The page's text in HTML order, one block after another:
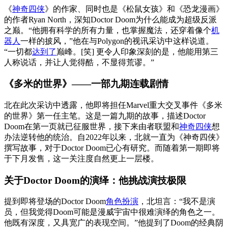
《神奇四侠》的作家、同时也是《松鼠女孩》和《恐龙漫画》
的作者Ryan North，深知Doctor Doom为什么能成为超级反派
之巅。“他拥有科学的所有力量，也掌握魔法，还穿着像个机
器人 一样的披风，”他在与Polygon的视讯采访中这样说道。
“一切都达到了巅峰。[笑] 更令人印象深刻的是，他能用第三
人称说话，并让人觉得酷，不显得荒谬。”
《多米的世界》——一部九期连载剧情
北在此次采访中透露，他即将担任Marvel重大交叉事件《多米
的世界》第一任主笔。这是一篇九期的故事，描述Doctor
Doom在第一页就已征服世界，接下来由者联盟和神奇四侠想
办法逆转他的统治。自2022年以来，北就一直为《神奇四侠》
撰写故事，对于Doctor Doom已心有研究。而随着第一期即将
于下月发售，这一关注度自然更上一层楼。
关于Doctor Doom的演绎：他挑战演技极限
提到即将登场的Doctor Doom角色扮演 ，北坦言：“我不是演
员，但我觉得Doom可能是漫威宇宙中很难演绎的角色之一。
他既有深度，又具宽广的表现空间。”他提到了Doom的经典阴